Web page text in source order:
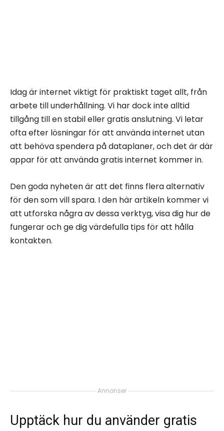
Idag är internet viktigt för praktiskt taget allt, från
arbete till underhållning. Vi har dock inte alltid
tillgång till en stabil eller gratis anslutning. Vi letar
ofta efter lösningar för att använda internet utan
att behöva spendera på dataplaner, och det är där
appar för att använda gratis internet kommer in.
Den goda nyheten är att det finns flera alternativ
för den som vill spara. I den här artikeln kommer vi
att utforska några av dessa verktyg, visa dig hur de
fungerar och ge dig värdefulla tips för att hålla
kontakten.
Annonser
Upptäck hur du använder gratis